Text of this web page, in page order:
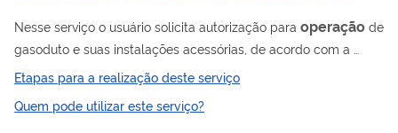
Nesse serviço o usuário solicita autorização para operação de
gasoduto e suas instalações acessórias, de acordo com a
Resolução ANP Nº 52/2015. Para utilizar esse serviço você
deve ter um cadastro como usuário externo do SEI-ANP. Para
mais informações acesse o serviço " Solicitar cadastro como
Etapas para a realização deste serviço
Quem pode utilizar este serviço?